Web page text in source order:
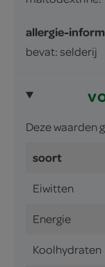
allergie-
bevat: selderij
Deze waarden
soort
Eiwitten
Energie
Koolhydraten